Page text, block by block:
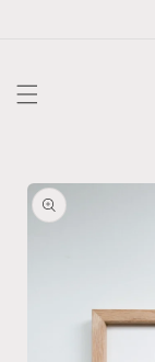
Skip to
product
information